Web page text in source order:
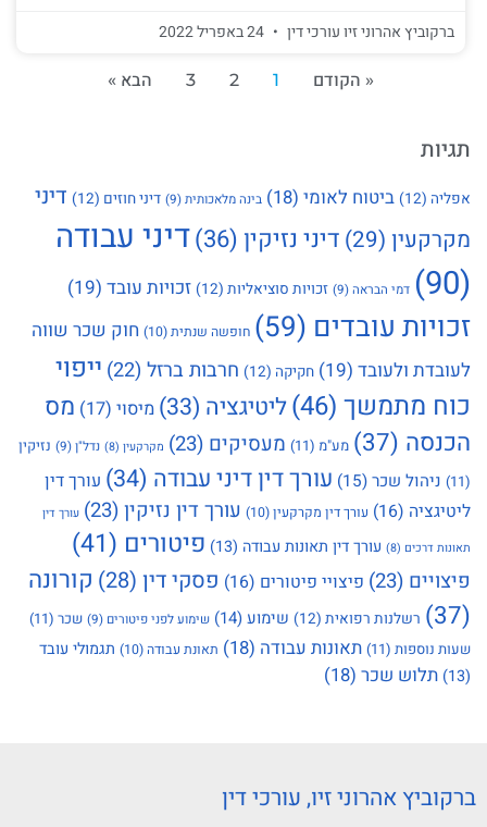
ברקוביץ אהרוני זיו עורכי דין
« הקודם 1
2
3 הבא »
תגיות
אפליה (12) ביטוח לאומי (18) בינה מלאכותית(9) דיני חוזים (12)
דיני
מקרקעין (29) דיני נזיקין (36)
דיני עבודה
(90)
דמי הבראה(9) זכויות סוציאליות (12) זכויות עובד (19)
זכויות עובדים (59) חופשה שנתית(10)
חוק שכר שווה
לעובדת ולעובד (19) חקיקה (12) חרבות ברזל (22)
ייפוי
כוח מתמשך (46) ליטיגציה (33) מיסוי (17)
מס
הכנסה (37) מע"מ (11) מעסיקים (23) מקרקעין (8) נדל"ן(9)
נזיקין
(11)
ניהול שכר(15) עורך דין דיני עבודה (34)
עורך דין
ליטיגציה (16) עורך דין מקרקעין(10) עורך דין נזיקין(23) עורך דין
תאונות דרכים (8) עורך דין תאונות עבודה (13) פיטורים (41)
פיצויים (23) פיצויי פיטורים (16) פסקי דין (28)
קורונה
(37)
רשלנות רפואית (12) שימוע(14) שימוע לפני פיטורים (9) שכר (11)
שעות נוספות (11) תאונות עבודה (18) תאונת עבודה (10)
תגמולי עובד
(13)
תלוש שכר (18)
ברקוביץ אהרוני זיו, עורכי דין